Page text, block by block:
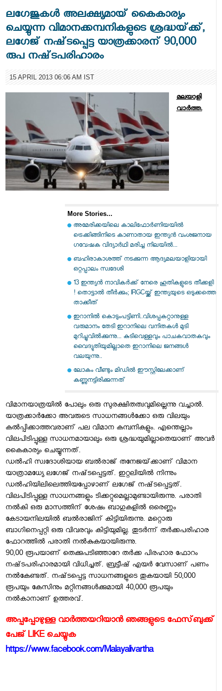
ലഗേജുകള്‍ അലക്ഷ്യമായ്‌ കൈകാര്യം
ചെയ്യുന്ന വിമാനക്കമ്പനികളുടെ ശ്രദ്ധയ്‌ക്ക്‌,
ലഗേജ്‌ നഷ്‌ടപ്പെട്ട യാത്രക്കാരന്‌ 90,000
രുപ നഷ്‌ടപരിഹാരം
15 APRIL 2013 06:06 AM IST
മലയാളി
വാര്‍ത്ത.
More Stories...
അമേരിക്കയിലെ കാലിഫോർണിയയിൽ
ട്രെക്കിങ്ങിനിടെ കാണാതായ ഇന്ത്യൻ വംശജനായ
ഗവേഷക വിദ്യാർഥി മരിച്ച നിലയിൽ...
ബഹിരാകാശത്ത് നടക്കുന്ന ആദ്യമലയാളിയായി
ഒറ്റപ്പാലം സ്വദേശി
13 ഇന്ത്യന്‍ നാവികര്‍ക്ക് നേരെ ഹൂതികളുടെ തീക്കളി
! തൊട്ടാല്‍ തീര്‍ക്കും; IRGCയ്ക്ക് ഇന്ത്യയുടെ ഒടുക്കത്തെ
താക്കീത്
ഇറാനില്‍ കൊടുംപട്ടിണി..വിശപ്പകറ്റാനുള്ള
വരുമാനം തേടി ഇറാനിലെ വനിതകള്‍ മുടി
മുറിച്ചുവില്‍ക്കുന്നു... കുടിവെള്ളവും പാചകവാതകവും
വൈദ്യുതിയുമില്ലാതെ ഇറാനിലെ ജനങ്ങള്‍
വലയുന്നു..
ലോകം വീണ്ടും മിഡിൽ ഈസ്റ്റിലേക്കാണ്
കണ്ണുനട്ടിരിക്കുന്നത്
വിമാനയാത്രയില്‍ പോലും ഒരു സുരക്ഷിതത്വവുമില്ലെന്നു വച്ചാല്‍.
യാത്രക്കാര്‍ക്കോ അവരുടെ സാധനങ്ങള്‍ക്കോ ഒരു വിലയും
കല്‍പ്പിക്കാത്തവരാണ്‌ പല വിമാന കമ്പനികളും. എന്തെല്ലാം
വിലപിടിപ്പുള്ള സാധനമായാലും ഒരു ശ്രദ്ധയുമില്ലാതെയാണ്‌ അവര്‍
കൈകാര്യം ചെയ്യുന്നത്‌.
ഡല്‍ഹി സ്വദോശിയായ ബല്‍രാജ്‌ തനേജയ്‌ക്കാണ്‌ വിമാന
യാത്രാമധ്യേ ലഗേജ്‌ നഷ്‌ടപ്പെട്ടത്‌. ഇറ്റലിയില്‍ നിന്നും
ഡല്‍ഹിയിലിലെത്തിയപ്പോഴാണ്‌ ലഗേജ്‌ നഷ്‌ടപ്പെട്ടത്‌.
വിലപിടിപ്പുള്ള സാധനങ്ങളും ടിക്കറ്റുമെല്ലാമുണ്ടായിരുന്നു. പരാതി
നല്‍കി ഒരു മാസത്തിന്‌ ശേഷം ബാഗുകളില്‍ ഒരെണ്ണം
കേടായനിലയില്‍ ബല്‍രാജിന്‌ കിട്ടിയിരുന്നു. മറ്റൊരു
ബാഗിനെപ്പറ്റി ഒരു വിവരവും കിട്ടിയുമില്ല. തുടര്‍ന്ന്‌ തര്‍ക്കപരിഹാര
ഫോറത്തില്‍ പരാതി നല്‍കുകയായിരുന്നു.
90,00 രൂപയാണ്‌ തെക്കുപടിഞ്ഞാറേ തര്‍ക്ക പിരഹാര ഫോറം
നഷ്‌ടപരിഹാരമായി വിധിച്ചത്‌. ബ്രട്ടീഷ്‌ എയര്‍ വേസാണ്‌ പണം
നല്‍കേണ്ടത്‌. നഷ്‌ടപ്പെട്ട സാധനങ്ങളുടെ തുകയായി 50,000
രൂപയും കേസിനും മറ്റിനങ്ങള്‍ക്കുമായി 40,000 രൂപയും
നല്‍കാനാണ്‌ ഉത്തരവ്‌.
അപ്പപ്പോഴുള്ള വാര്‍ത്തയറിയാന്‍ ഞങ്ങളുടെ ഫേസ്‌ബുക്ക്‌
പേജ് LIKE ചെയ്യുക
https://www.facebook.com/Malayalivartha